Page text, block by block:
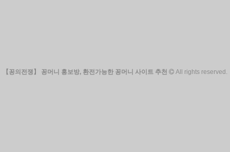
【꽁의전쟁】 꽁머니 홍보방, 환전가능한 꽁머니 사이트 추천 All rights reserved.